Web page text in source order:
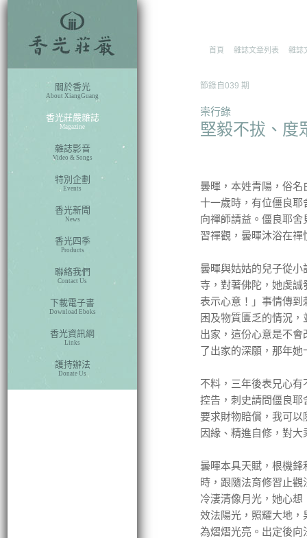
關於香光
About XiangGuang
香光莊嚴雜誌
Magazine
雜誌影音
Video & Songs
特別企劃
Events
香光新聞
News
香光四季
Products
聯絡我們
Contact Us
下載電子書
Download Eboks
香光資訊網
Links
護持辦法
Donate Us
首頁 雜誌文章列表 雜誌
節錄自 039 期
崇行錄
堅毅不拔、度
曇暉，本姓青陽，俗
十一歲時，有位僵良
向禪師請益。僵良耶
習禪觀，曇暉沐浴在
曇暉與姑姑的兒子從
寺，對著佛陀，她虔
表示心意！」事情傳
困及物質匱乏的情況
出家，這份心意是不
了出家的深願，那年
不料，三年後表兄心
控告，刺史請問僵良
要求財物賠償，我可
因緣、精進自修，對
曇暉本具天賦，根機
時，跟隨法育修習止
冷淒清像月光，她心
效法陽光，照耀大地
為熠熠光亮。出定後